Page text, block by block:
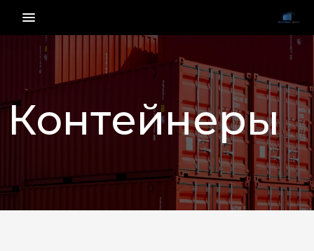
menu_vert
Контейнеры
НАЗАД ВПЕРЕД